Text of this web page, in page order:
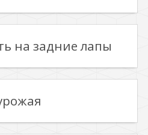
на задние лапы